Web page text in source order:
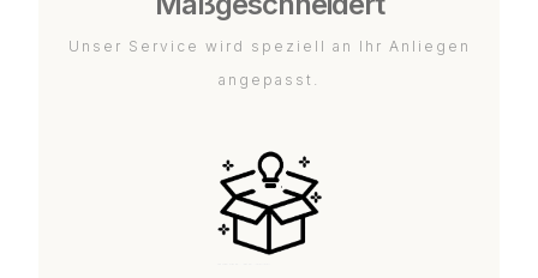
Unser Service wird speziell an Ihr Anliegen
angepasst.